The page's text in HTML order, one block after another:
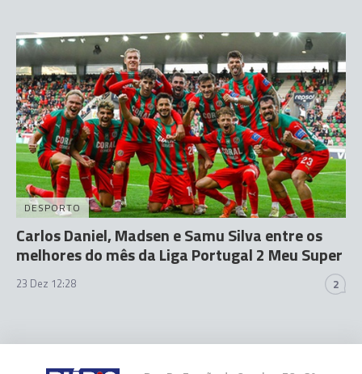
DESPORTO
Carlos Daniel, Madsen e Samu Silva entre os
melhores do mês da Liga Portugal 2 Meu Super
23 Dez 12:28 2